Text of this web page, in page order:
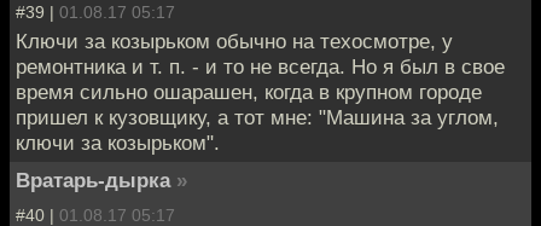
#39 | 01.08.17 05:17
Ключи за козырьком обычно на техосмотре, у
ремонтника и т. п. - и то не всегда. Но я был в свое
время сильно ошарашен, когда в крупном городе
пришел к кузовщику, а тот мне: "Машина за углом,
ключи за козырьком".
Вратарь-дырка »
#40 | 01.08.17 05:17